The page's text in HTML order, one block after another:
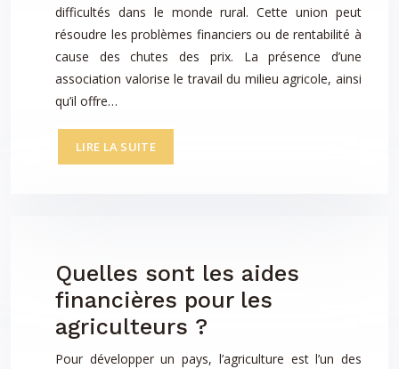
difficultés dans le monde rural. Cette union peut
résoudre les problèmes financiers ou de rentabilité à
cause des chutes des prix. La présence d’une
association valorise le travail du milieu agricole, ainsi
qu’il offre…
LIRE LA SUITE
Quelles sont les aides
financières pour les
agriculteurs ?
Pour développer un pays, l’agriculture est l’un des